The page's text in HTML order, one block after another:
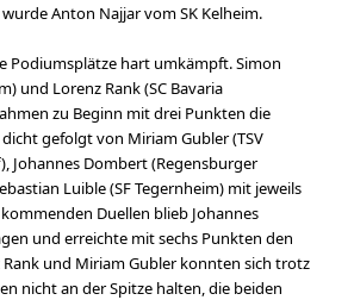
Anton Najjar vom SK Kelheim.
Podiumsplätze hart umkämpft. Simon
und Lorenz Rank (SC Bavaria
zu Beginn mit drei Punkten die
gefolgt von Miriam Gubler (TSV
Johannes Dombert (Regensburger
Luible (SF Tegernheim) mit jeweils
Duellen blieb Johannes
und erreichte mit sechs Punkten den
Rank und Miriam Gubler konnten sich trotz
nicht an der Spitze halten, die beiden